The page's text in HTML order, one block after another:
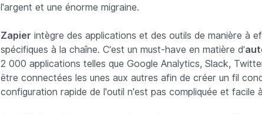
l'argent et une énorme migraine.
Zapierintègre des applications et des outils de manière à
spécifiques à la chaîne. C’est un must-have en matière d’
2 000 applications telles que Google Analytics, Slack,
être connectées les unes aux autres afin de créer un fil
configuration rapide de l'outil n'est pas compliquée et facile